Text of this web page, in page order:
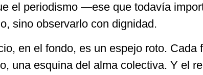
el periodismo —ese que todavía
sino observarlo con dignidad.
en el fondo, es un espejo roto. Cada
una esquina del alma colectiva. Y el